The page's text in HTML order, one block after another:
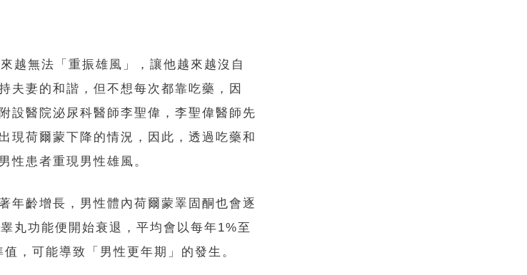
越無法「重振雄風」，讓他越來越沒自
夫妻的和諧，但不想每次都靠吃藥，因
設醫院泌尿科醫師李聖偉，李聖偉醫師先
現荷爾蒙下降的情況，因此，透過吃藥和
性患者重現男性雄風。
年齡增長，男性體內荷爾蒙睪固酮也會逐
丸功能便開始衰退，平均會以每年1%至
，可能導致「男性更年期」的發生。